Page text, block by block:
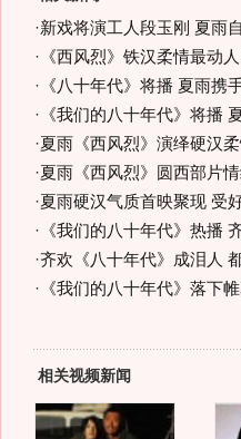
·新戏将演工人段玉刚 夏雨
· 《西风烈》铁汉柔情最动
· 《八十年代》将播 夏雨携
· 《我们的八十年代》将播
·夏雨《西风烈》演绎硬汉
·夏雨《西风烈》圆西部片
·夏雨硬汉气质首映聚现 受
· 《我们的八十年代》热播
·齐欢《八十年代》成泪人
· 《我们的八十年代》落下
相关视频新闻